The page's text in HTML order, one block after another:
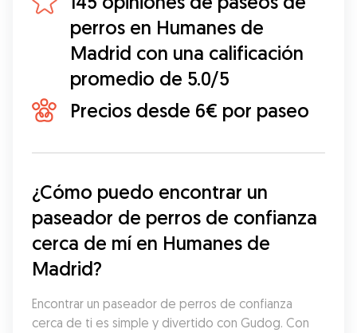
perros en Humanes de
Madrid con una calificación
promedio de 5.0/5
Precios desde 6€ por paseo
¿Cómo puedo encontrar un
paseador de perros de confianza
cerca de mí en Humanes de
Madrid?
Encontrar un paseador de perros de confianza
cerca de ti es simple y divertido con Gudog. Con